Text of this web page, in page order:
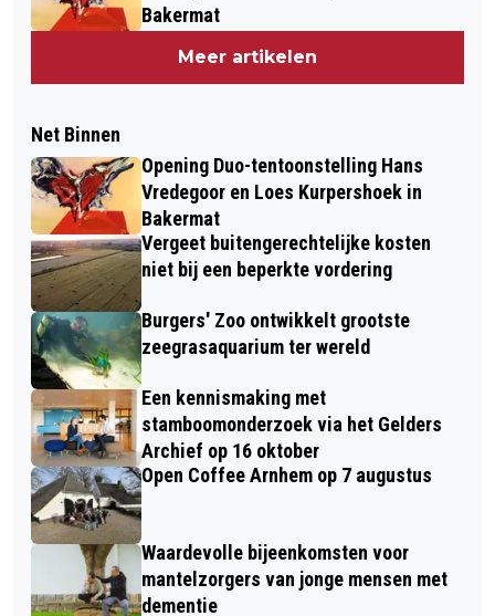
Bakermat
Meer artikelen
Net Binnen
Opening Duo-tentoonstelling Hans
Vredegoor en Loes Kurpershoek in
Bakermat
Vergeet buitengerechtelijke kosten
niet bij een beperkte vordering
Burgers' Zoo ontwikkelt grootste
zeegrasaquarium ter wereld
Een kennismaking met
stamboomonderzoek via het Gelders
Archief op 16 oktober
Open Coffee Arnhem op 7 augustus
Waardevolle bijeenkomsten voor
mantelzorgers van jonge mensen met
dementie